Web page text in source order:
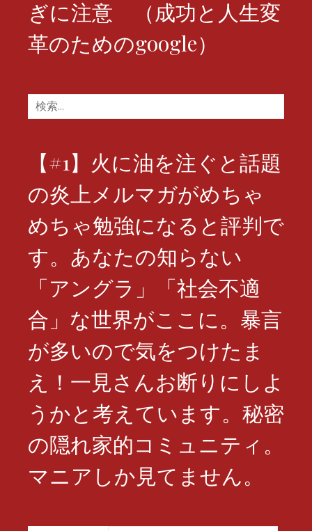
ぎに注意 （成功と人生変
革のためのgoogle）
検
索:
【#1】火に油を注ぐと話題
の炎上メルマガがめちゃ
めちゃ勉強になると評判で
す。あなたの知らない
「アングラ」「社会不適
合」な世界がここに。暴言
が多いので気をつけたま
え！一見さんお断りにしよ
うかと考えています。秘密
の隠れ家的コミュニティ。
マニアしか見てません。